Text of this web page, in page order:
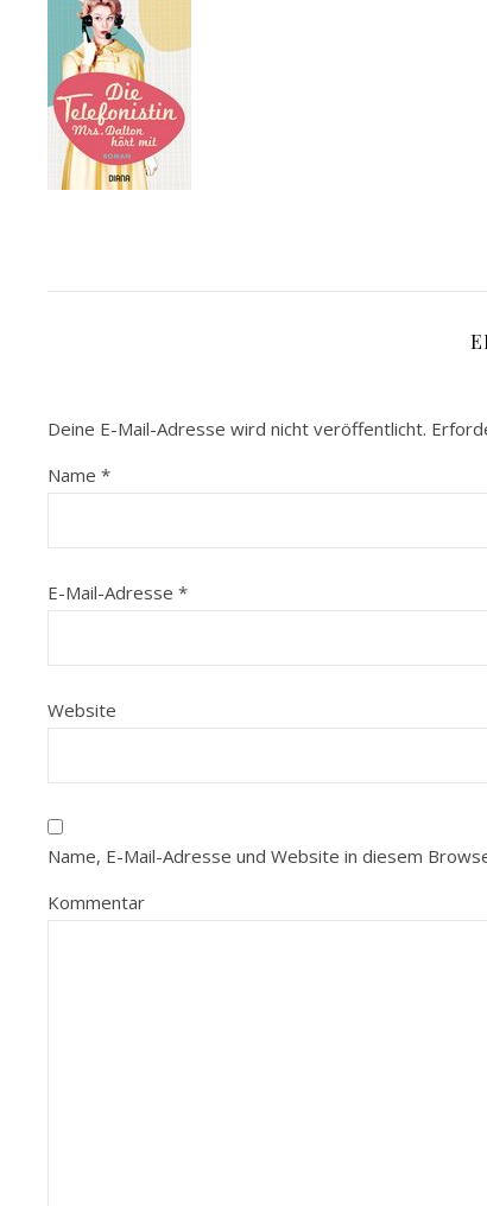
Deine E-Mail-Adresse wird nicht veröffentlicht.
Name *
E-Mail-Adresse *
Website
Name, E-Mail-Adresse und Website in diesem
Kommentar